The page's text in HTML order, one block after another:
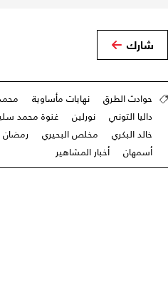
شارك
حوادث الطرق نهايات مأساوية
داليا التوني
نورلين غنوة محمد
خالد البكري
مخلص البحيري رمضان
أسمهان
أخبار المشاهير